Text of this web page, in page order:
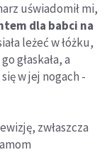
uświadomił mi,
dla babci na
leżeć w łóżku,
głaskała, a
w jej nogach -
zwłaszcza